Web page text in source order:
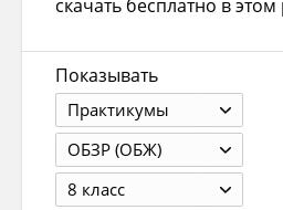
скачать бесплатно в этом
Показывать
Практикумы
ОБЗР (ОБЖ)
8 класс